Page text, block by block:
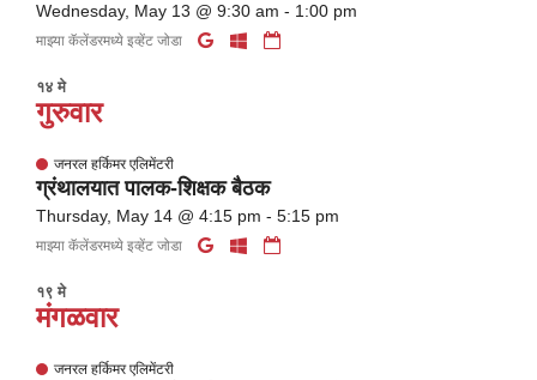
Wednesday, May 13 @ 9:30 am - 1:00 pm
माझ्या कॅलेंडरमध्ये इव्हेंट जोडा
१४ मे
गुरुवार
जनरल हर्किमर एलिमेंटरी
ग्रंथालयात पालक-शिक्षक बैठक
Thursday, May 14 @ 4:15 pm - 5:15 pm
माझ्या कॅलेंडरमध्ये इव्हेंट जोडा
१९ मे
मंगळवार
जनरल हर्किमर एलिमेंटरी